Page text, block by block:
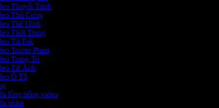
Thuyết Trình
Thú Cưng
Thể Hình
Thời Trang
TikTok
Trailer Phim
Trang Trí
Từ Ảnh
Ô Tô
lồng tiếng video
phim